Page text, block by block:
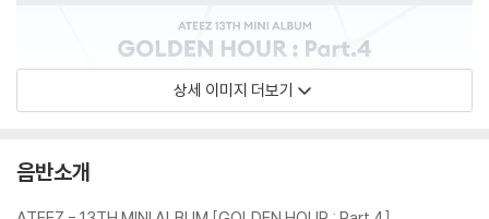
상세 이미지 더보기
음반소개